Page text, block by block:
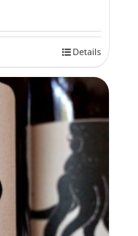
Details